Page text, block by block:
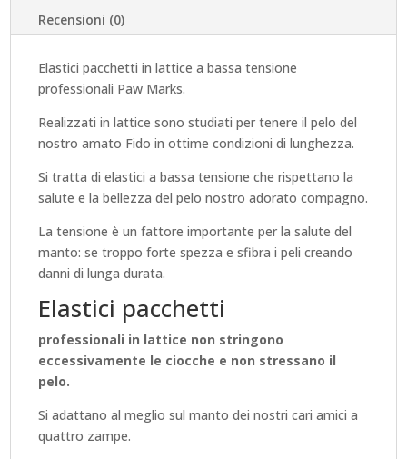
LATTICE
BASSA
PAW
MARKS
QUANTITÀ
Recensioni (0)
Elastici pacchetti in lattice a bassa tensione
professionali Paw Marks.
Realizzati in lattice sono studiati per tenere il pelo del
nostro amato Fido in ottime condizioni di lunghezza.
Si tratta di elastici a bassa tensione che rispettano la
salute e la bellezza del pelo nostro adorato compagno.
La tensione è un fattore importante per la salute del
manto: se troppo forte spezza e sfibra i peli creando
danni di lunga durata.
Elastici pacchetti
professionali in lattice non stringono
eccessivamente le ciocche e non stressano il
pelo.
Si adattano al meglio sul manto dei nostri cari amici a
quattro zampe.